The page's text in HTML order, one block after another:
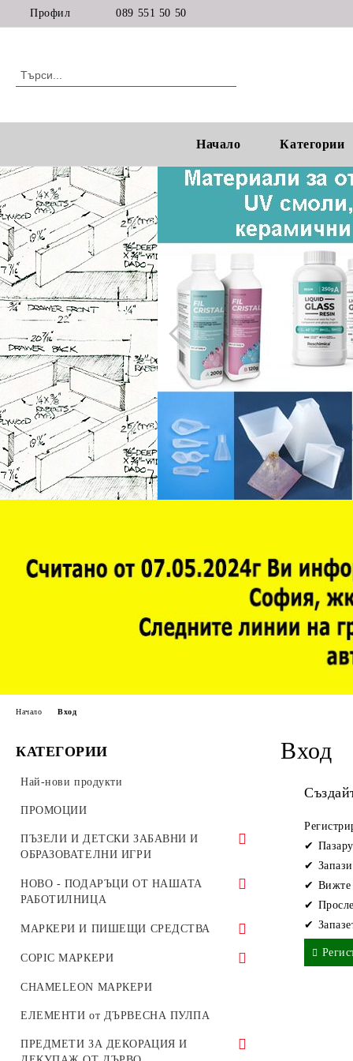
Профил 089 551 50 50
Начало Категории
КАТЕГОРИИ
Най-нови продукти
ПРОМОЦИИ
ПЪЗЕЛИ И ДЕТСКИ ЗАБАВНИ И
ОБРАЗОВАТЕЛНИ ИГРИ
ROBOTIME 3D ПЪЗЕЛИ
ПЪЗЕЛИ 2000 ЧАСТИ
ДЕТСКИ ОБРАЗОВАТЕЛНИ ИГРИ И
НОВО - ПОДАРЪЦИ ОТ НАШАТА
РАБОТИЛНИЦА
КНИГИРАЗДЕЛИТЕЛИ
ДЪСКА ЗА РЯЗАНЕ - Кухненска
ПОЖЕЛАНИЯ
МАРКЕРИ И ПИШЕЩИ СРЕДСТВА
Акрилни Маркери
Акварелни Маркери
Маркери за Текстил
ТЪНКОПИСЦИ
COPIC МАРКЕРИ
COPIC CIAO
COPIC КОМПЛЕКТИ
CHAMELEON МАРКЕРИ
ЕЛЕМЕНТИ от ДЪРВЕСНА ПУЛПА
ПРЕДМЕТИ ЗА ДЕКОРАЦИЯ И
Начало Вход
Вход
Вижте